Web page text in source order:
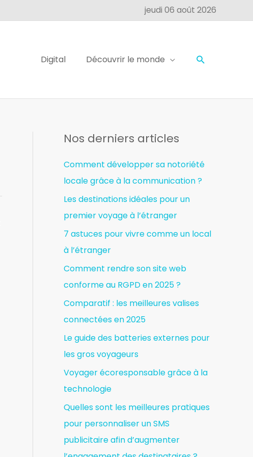
jeudi 06 août 2026
Digital Découvrir le monde
Nos derniers articles
Comment développer sa notoriété
locale grâce à la communication ?
Les destinations idéales pour un
premier voyage à l’étranger
7 astuces pour vivre comme un local
à l’étranger
Comment rendre son site web
conforme au RGPD en 2025 ?
Comparatif : les meilleures valises
connectées en 2025
Le guide des batteries externes pour
les gros voyageurs
Voyager écoresponsable grâce à la
technologie
Quelles sont les meilleures pratiques
pour personnaliser un SMS
publicitaire afin d’augmenter